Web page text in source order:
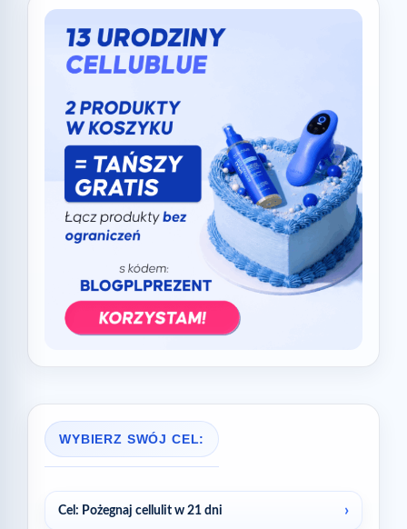
WYBIERZ SWÓJ CEL:
Cel: Pożegnaj cellulit w 21 dni